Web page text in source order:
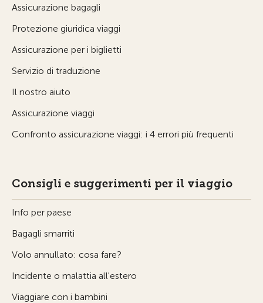
Assicurazione bagagli
Protezione giuridica viaggi
Assicurazione per i biglietti
Servizio di traduzione
Il nostro aiuto
Assicurazione viaggi
Confronto assicurazione viaggi: i 4 errori più frequenti
Consigli e suggerimenti per il viaggio
Info per paese
Bagagli smarriti
Volo annullato: cosa fare?
Incidente o malattia all'estero
Viaggiare con i bambini